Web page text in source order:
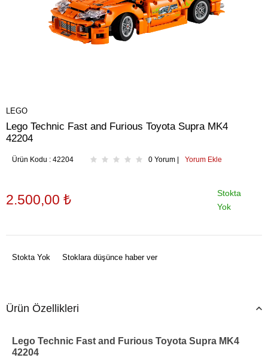
LEGO
Lego Technic Fast and Furious Toyota Supra MK4
42204
Ürün Kodu : 42204 0 Yorum | Yorum Ekle
2.500,00 ₺
Stokta
Yok
Stokta Yok Stoklara düşünce haber ver
Ürün Özellikleri
Lego Technic Fast and Furious Toyota Supra MK4
42204